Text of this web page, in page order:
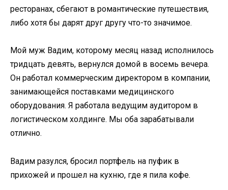
ресторанах, сбегают в романтические путешествия,
либо хотя бы дарят друг другу что-то значимое.
Мой муж Вадим, которому месяц назад исполнилось
тридцать девять, вернулся домой в восемь вечера.
Он работал коммерческим директором в компании,
занимающейся поставками медицинского
оборудования. Я работала ведущим аудитором в
логистическом холдинге. Мы оба зарабатывали
отлично.
Вадим разулся, бросил портфель на пуфик в
прихожей и прошел на кухню, где я пила кофе.